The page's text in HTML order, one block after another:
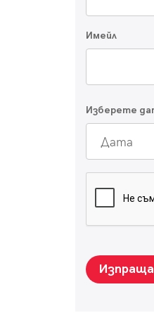
Имейл
Изберете
Дата